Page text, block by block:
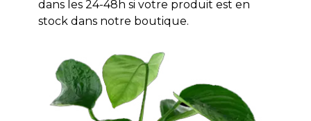
dans les 24-48h si votre produit est en
stock dans notre boutique.